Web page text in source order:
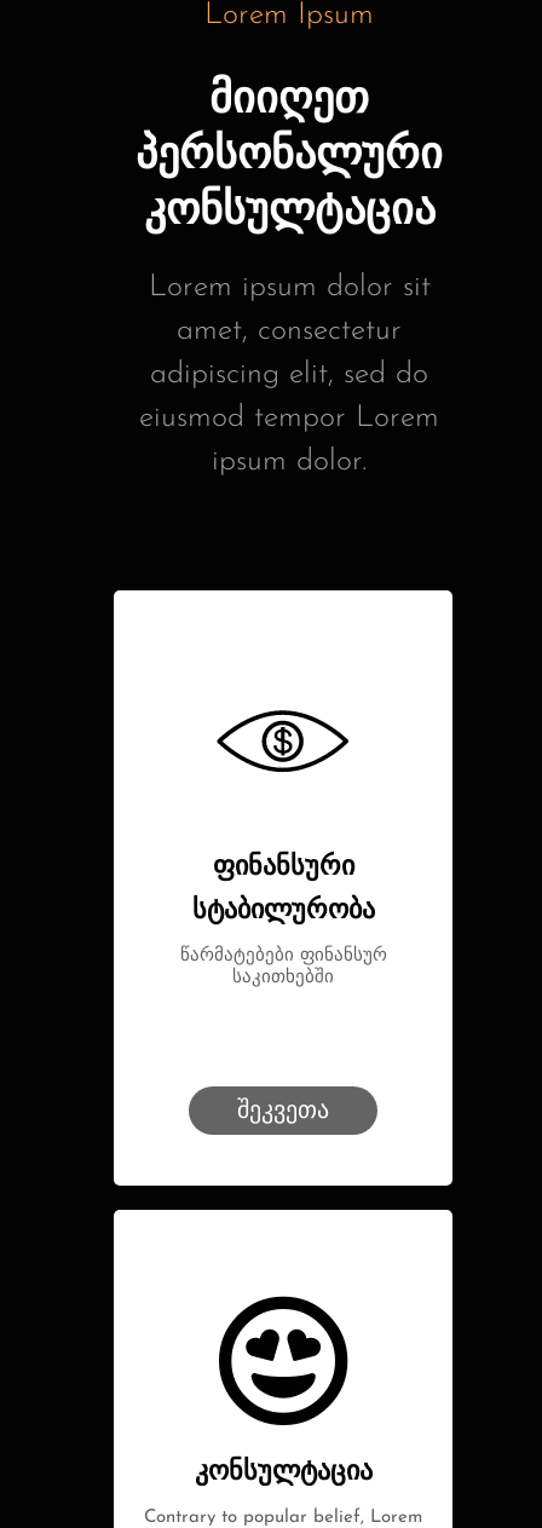
Lorem Ipsum
მიიღეთ
პერსონალური
კონსულტაცია
Lorem ipsum dolor sit
amet, consectetur
adipiscing elit, sed do
eiusmod tempor Lorem
ipsum dolor.
ფინანსური
სტაბილურობა
წარმატებები ფინანსურ
საკითხებში
შეკვეთა
კონსულტაცია
Contrary to popular belief, Lorem